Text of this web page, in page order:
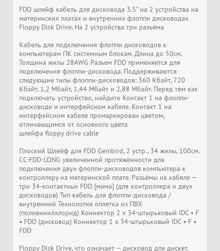
FDD шлейф кабель для дисковода 3.5" на 2 устройствa на
материнских платах и внутренних флоппи дисководах
Floppy Disk Drive. На 2 устройствa три разъёма
Кабель для подключения флоппи дисководов к
компьютерам ПК системным блокам. Длина до 50см.
Толщина жилы 28AWG Разъем FDD применяется для
подключения флоппи-дисковода. Поддерживаются
следующие типы флоппи-дисководов: 360 Kбайт, 720
Kбайт, 1,2 Mбайт, 1,44 Mбайт и 2,88 Mбайт. Перед тем как
подключать устройство, найдите Контакт 1 на флоппи-
дисководе и интерфейсном кабеле. Контакт 1 на
интерфейсном кабеле промаркирован цветом,
отличающимся от основного цвета
шлейфа floppy drive cable
Плоский Шлейф для FDD Gembird, 2 устр., 34 жилы, 100см.
CC-FDD-LONG увеличенной протяжённости для
подключения двух флоппи-дисководов компьютера к
контроллеру на материнской плате. Разъёмы на кабеле —
три 34-контактных FDD [мама] (для контроллера и двух
дисководов) Тип кабель для флоппи-дисковода /
внутренний Технология оплетка из ПВХ
(поливинилхлорид) Коннектор 2 x 34-штырьковый IDC • F
• FDD (дисковод) Коннектор 1 x 34-штырьковый IDC • F •
FDD
Floppy Disk Drive, что означает — дисковод для дискет.